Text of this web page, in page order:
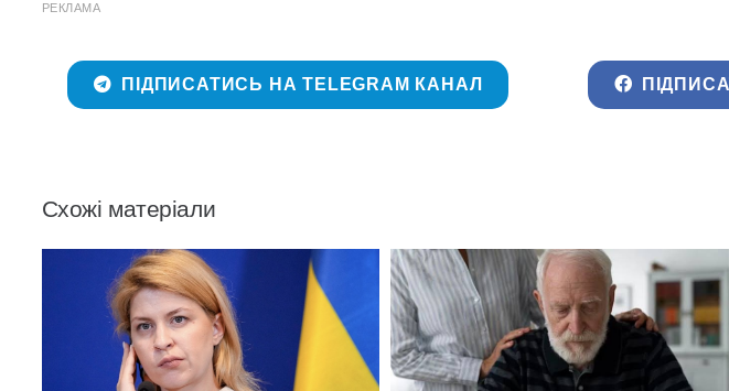
РЕКЛАМА
ПІДПИСАТИСЬ НА TELEGRAM КАНАЛ
Схожі матеріали